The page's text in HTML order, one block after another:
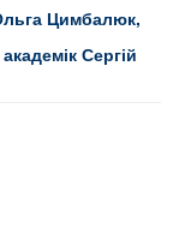
Цимбалюк,
Сергій
ТА РІЗНОМАНІТТЯ
ТА